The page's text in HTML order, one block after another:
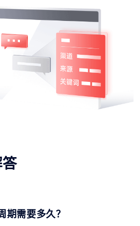
需要多久？